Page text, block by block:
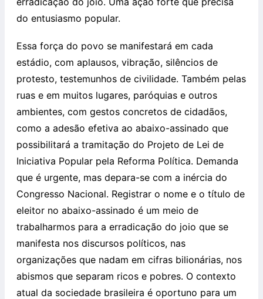
do entusiasmo popular.
Essa força do povo se manifestará em cada
estádio, com aplausos, vibração, silêncios de
protesto, testemunhos de civilidade. Também pelas
ruas e em muitos lugares, paróquias e outros
ambientes, com gestos concretos de cidadãos,
como a adesão efetiva ao abaixo-assinado que
possibilitará a tramitação do Projeto de Lei de
Iniciativa Popular pela Reforma Política. Demanda
que é urgente, mas depara-se com a inércia do
Congresso Nacional. Registrar o nome e o título de
eleitor no abaixo-assinado é um meio de
trabalharmos para a erradicação do joio que se
manifesta nos discursos políticos, nas
organizações que nadam em cifras bilionárias, nos
abismos que separam ricos e pobres. O contexto
atual da sociedade brasileira é oportuno para um